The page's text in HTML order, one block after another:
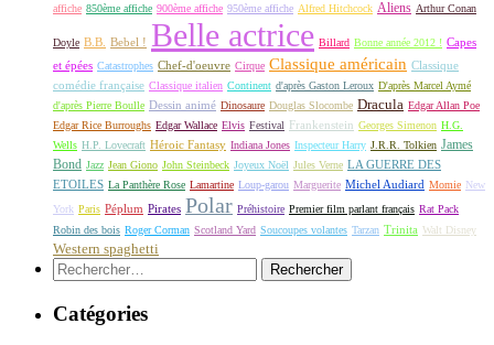
affiche 850ème affiche 900ème affiche 950ème affiche Alfred Hitchcock Aliens Arthur Conan
Doyle B.B. Bebel ! Belle actrice Billard Bonne année 2012 ! Capes
et épées Catastrophes Chef-d'oeuvre Cirque Classique américain Classique
comédie française Classique italien Continent d'après Gaston Leroux D'après Marcel Aymé
d'après Pierre Boulle Dessin animé Dinosaure Douglas Slocombe Dracula Edgar Allan Poe
Edgar Rice Burroughs Edgar Wallace Elvis Festival Frankenstein Georges Simenon H.G.
Wells H.P. Lovecraft Héroic Fantasy Indiana Jones Inspecteur Harry J.R.R. Tolkien James
Bond Jazz Jean Giono John Steinbeck Joyeux Noël Jules Verne LA GUERRE DES
ETOILES La Panthère Rose Lamartine Loup-garou Marguerite Michel Audiard Momie New
York Paris Péplum Pirates Polar Préhistoire Premier film parlant français Rat Pack
Robin des bois Roger Corman Scotland Yard Soucoupes volantes Tarzan Trinita Walt Disney
Western spaghetti
Rechercher :
Catégories